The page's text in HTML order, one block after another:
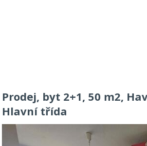
Prodej, byt 2+1, 50 m2,
Hlavní třída